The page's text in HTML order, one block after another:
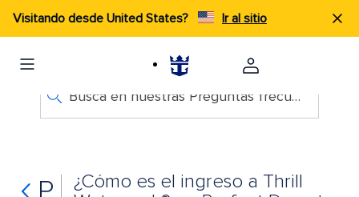
Visitando desde United States? Ir al sitio
Busca en nuestras Preguntas frecuentes
¿Cómo es el ingreso a Thrill